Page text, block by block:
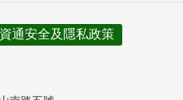
資通安全及隱私政策